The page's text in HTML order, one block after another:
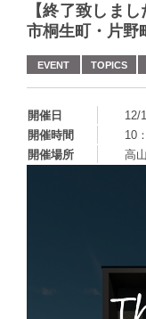
【終了致しま
市桐生町・片野
EVENT TOPICS
開催日
12/
開催時間
10
開催場所
高